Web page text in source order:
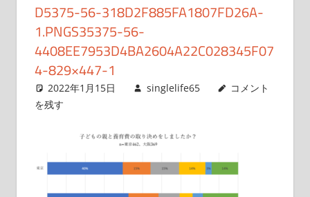
D5375-56-318D2F885FA1807FD26A-
1.PNGS35375-56-
4408EE7953D4BA2604A22C028345F07
4-829×447-1
2022年1月15日 singlelife65
コメント
を残す